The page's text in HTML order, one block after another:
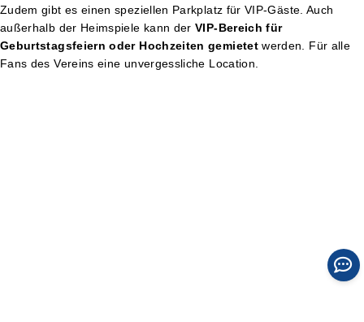
Zudem gibt es einen speziellen Parkplatz für VIP-Gäste. Auch
außerhalb der Heimspiele kann derVIP-Bereich für
Geburtstagsfeiern oder Hochzeiten gemietetwerden. Für alle
Fans des Vereins eine unvergessliche Location.